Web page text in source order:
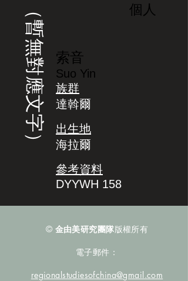
（暫無對應文字） 個人
索音
Suo Yin
族群
達斡爾
出生地
海拉爾
參考資料
DYYWH 158
© 金由美研究團隊版權所有
電子郵件：
regionalstudiesofchina@gmail.com